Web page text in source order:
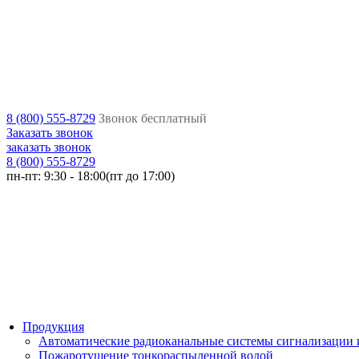
8 (800) 555-8729 Звонок бесплатный
Заказать звонок
заказать звонок
8 (800) 555-8729
пн-пт: 9:30 - 18:00(пт до 17:00)
Продукция
Автоматические радиоканальные системы
Пожаротушение тонкораспыленной водой